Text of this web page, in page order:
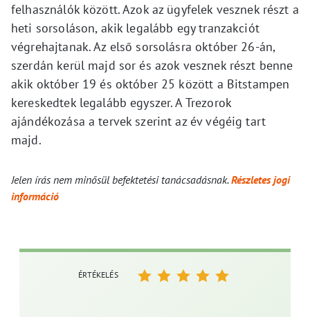
felhasználók között. Azok az ügyfelek vesznek részt a
heti sorsoláson, akik legalább egy tranzakciót
végrehajtanak. Az első sorsolásra október 26-án,
szerdán kerül majd sor és azok vesznek részt benne
akik október 19 és október 25 között a Bitstampen
kereskedtek legalább egyszer. A Trezorok
ajándékozása a tervek szerint az év végéig tart
majd.
Jelen írás nem minősül befektetési tanácsadásnak.Részletes jogi
információ
ÉRTÉKELÉS